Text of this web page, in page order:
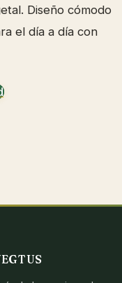
Diseño cómodo
el día a día con